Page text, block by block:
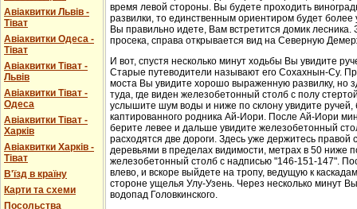
Авіаквитки Львів -
Тіват
Авіаквитки Одеса -
Тіват
Авіаквитки Тіват -
Львів
Авіаквитки Тіват -
Одеса
Авіаквитки Тіват -
Харків
Авіаквитки Харків -
Тіват
В'їзд в країну
Карти та схеми
Посольства
время левой стороны. Вы будете проходить
развилки, то единственным ориентиром будет более
Вы правильно идете, Вам встретится домик лесника.
просека, справа открывается вид на Северную
И вот, спустя несколько минут ходьбы Вы увидите
Старые путеводители называют его Сохахнын-Су.
моста Вы увидите хорошо выраженную развилку, но
туда, где виден железобетонный столб с полу
услышите шум воды и ниже по склону увидите
каптированного родника Ай-Иори. После Ай-Иори
берите левее и дальше увидите железобетонный
расходятся две дороги. Здесь уже держитесь правой
деревьями в пределах видимости, метрах в 50 ниже
железобетонный столб с надписью "146-151-147".
влево, и вскоре выйдете на тропу, ведущую к
стороне ущелья Улу-Узень. Через несколько минут
водопад Головкинского.